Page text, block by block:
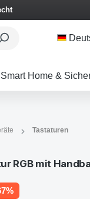
Smart Home &
Tastaturen
RGB mit